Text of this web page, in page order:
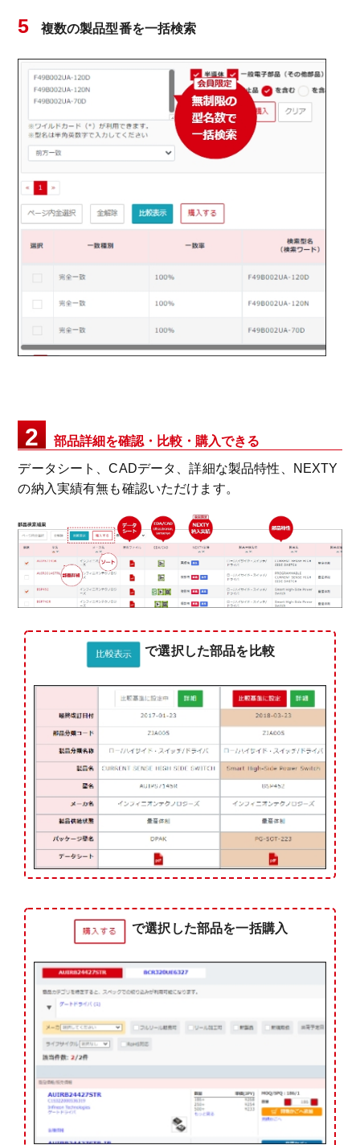
5 複数の製品型番を一括検索
2 部品詳細を確認・比較・購入できる
データシート、CADデータ、詳細な製品特性、NEXTY
の納入実績有無も確認いただけます。
で選択した部品を比較
で選択した部品を一括購入